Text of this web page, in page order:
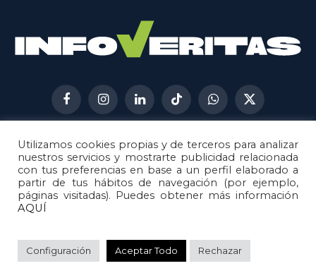
FacebookInstagramLinkedInTikTokWhatsApp
X
(Twitter)
AVISO LEGAL
METODOLOGÍA
POLÍTICA DE COOKIES
POLÍTICA DE CORRECCIONES
© 2026Metech. Todos los derechos reservados.
Utilizamos cookies propias y de terceros para analizar
nuestros servicios y mostrarte publicidad relacionada
con tus preferencias en base a un perfil elaborado a
partir de tus hábitos de navegación (por ejemplo,
páginas visitadas). Puedes obtener más información
AQUÍ
Configuración Aceptar Todo Rechazar